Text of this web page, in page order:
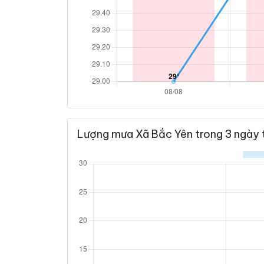
Lượng mưa Xã Bắc Yên trong 3 ngày